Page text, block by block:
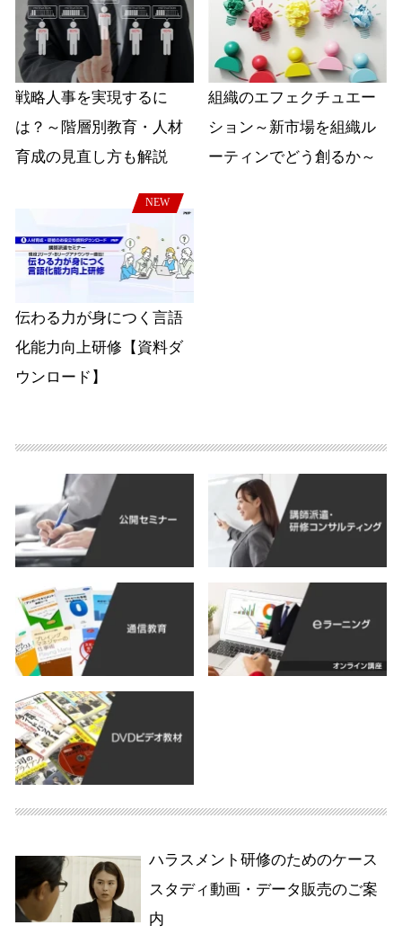
戦略人事を実現するに
は？～階層別教育・人材
育成の見直し方も解説
組織のエフェクチュエー
ション～新市場を組織ル
ーティンでどう創るか～
NEW
伝わる力が身につく言語
化能力向上研修【資料ダ
ウンロード】
ハラスメント研修のためのケース
スタディ動画・データ販売のご案
内